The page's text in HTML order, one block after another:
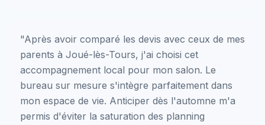
"Après avoir comparé les devis avec ceux de mes
parents à Joué-lès-Tours, j'ai choisi cet
accompagnement local pour mon salon. Le
bureau sur mesure s'intègre parfaitement dans
mon espace de vie. Anticiper dès l'automne m'a
permis d'éviter la saturation des planning